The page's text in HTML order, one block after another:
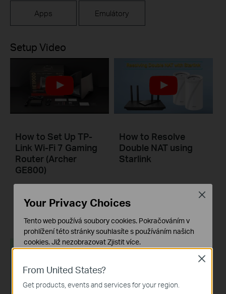
Apps Emulátory
Setup Video
How to Set Up TP-
Link Wi-Fi 7 Gaming
Router (Archer
GE800)
How to Resolve
Double NAT using
Starlink
From United States?
Get products, events and services for your region.
Close
Your Privacy Choices
Tento web používá soubory cookies. Pokračováním v
prohlížení této stránky souhlasíte s používáním našich
cookies.Již nezobrazovatZjistit více.
Tyto cookies jsou nezbytné pro fungování webových
stránek a nelze je ve vašich systémech deaktivovat.
Close